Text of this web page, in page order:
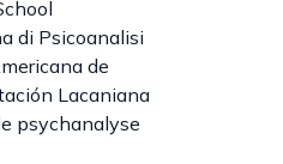
di Psicoanalisi
de
Lacaniana
psychanalyse